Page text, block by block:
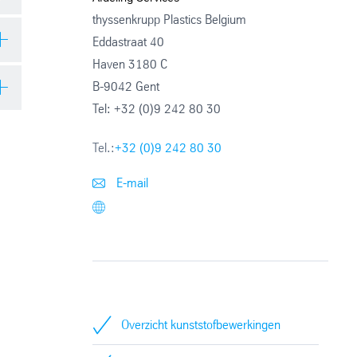
thyssenkrupp Plastics Belgium
Eddastraat 40
Haven 3180 C
B-9042 Gent
Tel: +32 (0)9 242 80 30
Tel.:+32 (0)9 242 80 30
E-mail
Overzicht kunststofbewerkingen